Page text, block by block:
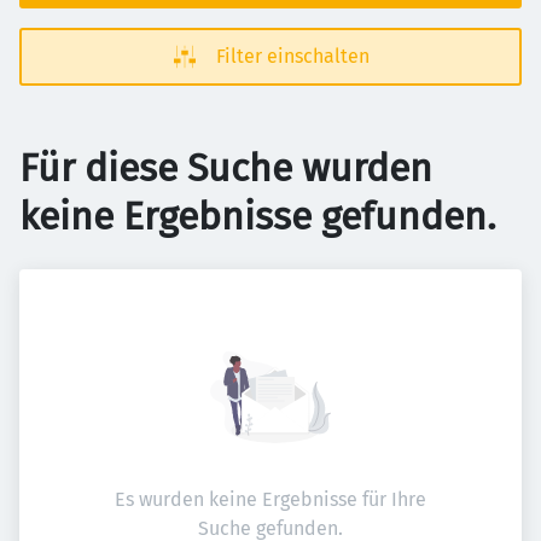
Filter einschalten
Für diese Suche wurden
keine Ergebnisse gefunden.
Es wurden keine Ergebnisse für Ihre
Suche gefunden.